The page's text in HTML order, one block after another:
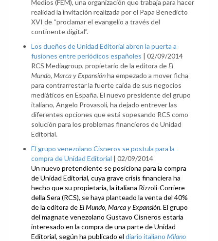
Medios (FEM), una organización que trabaja para hacer
realidad la invitación realizada por el Papa Benedicto
XVI de “proclamar el evangelio a través del
continente digital”.
Los dueños de Unidad Editorial abren la puerta a
fusiones entre periódicos españoles | 02/09/2014
RCS Mediagroup, propietario de la editora deEl
Mundo, Marca y Expansiónha empezado a mover ficha
para contrarrestar la fuerte caída de sus negocios
mediáticos en España. El nuevo presidente del grupo
italiano, Angelo Provasoli, ha dejado entrever las
diferentes opciones que está sopesando RCS como
solución para los problemas financieros de Unidad
Editorial.
El grupo venezolano Cisneros se postula para la
compra de Unidad Editorial | 02/09/2014
Un nuevo pretendiente se posiciona para la compra
de Unidad Editorial, cuya grave crisis financiera ha
hecho que su propietaria, la italiana Rizzoli-Corriere
della Sera (RCS), se haya planteado la venta del 40%
de la editora deEl Mundo, Marca y Expansión. El grupo
del magnate venezolano Gustavo Cisneros estaría
interesado en la compra de una parte de Unidad
Editorial, según ha publicado el diario italiano Milano